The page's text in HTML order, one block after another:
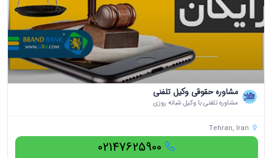
مشاوره حقوقی وکیل تلفنی
مشاوره تلفنی با وکیل شبانه روزی
Tehran, Iran
02147625900